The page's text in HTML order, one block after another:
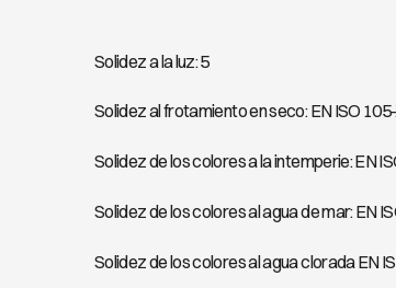
Solidez a la luz: 5
Solidez al frotamiento en seco: EN ISO
Solidez de los colores a la intemperie: EN
Solidez de los colores al agua de mar: EN
Solidez de los colores al agua clorada EN